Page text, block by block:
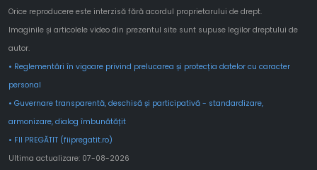
Orice reproducere este interzisă fără acordul proprietarului de drept.
Imaginile și articolele video din prezentul site sunt supuse legilor dreptului de
autor.
• Reglementări în vigoare privind prelucarea și protecția datelor cu caracter
personal
• Guvernare transparentă, deschisă și participativă - standardizare,
armonizare, dialog îmbunătățit
• FII PREGĂTIT (fiipregatit.ro)
Ultima actualizare: 07-08-2026